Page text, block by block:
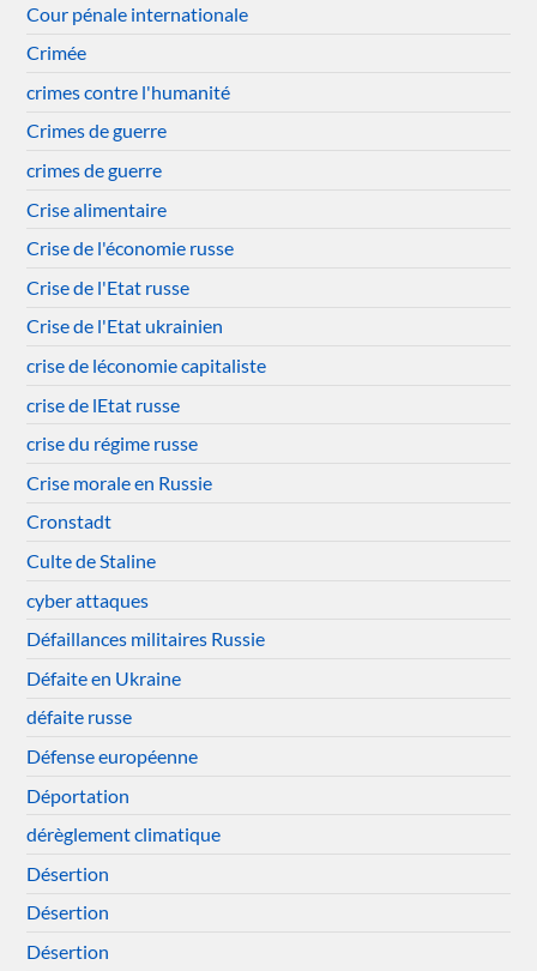
Cour pénale internationale
Crimée
crimes contre l'humanité
Crimes de guerre
crimes de guerre
Crise alimentaire
Crise de l'économie russe
Crise de l'Etat russe
Crise de l'Etat ukrainien
crise de léconomie capitaliste
crise de lEtat russe
crise du régime russe
Crise morale en Russie
Cronstadt
Culte de Staline
cyber attaques
Défaillances militaires Russie
Défaite en Ukraine
défaite russe
Défense européenne
Déportation
dérèglement climatique
Désertion
Désertion
Désertion